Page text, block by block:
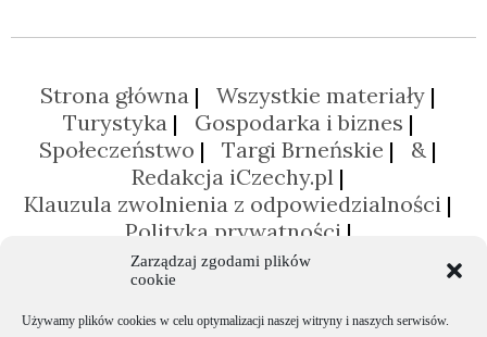
Zarządzaj zgodami plików
cookie
Używamy plików cookies w celu optymalizacji naszej witryny i naszych serwisów.
Strona główna
Wszystkie materiały
Turystyka
Gospodarka i biznes
Społeczeństwo
Targi Brneńskie
&
Redakcja iCzechy.pl
Klauzula zwolnienia z odpowiedzialności
Polityka prywatności
Polityka plików cookies (EU)